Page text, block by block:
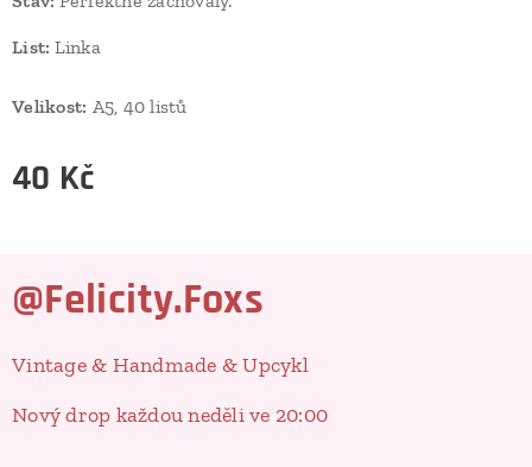
List: Linka
Velikost: A5, 40 listů
40 Kč
@Felicity.Foxs
Vintage & Handmade & Upcykl
Nový drop každou neděli ve 20:00